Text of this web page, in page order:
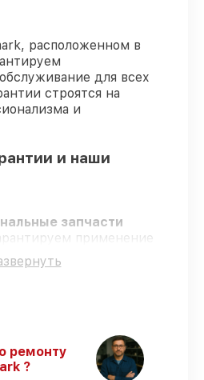
расположенном в
для всех
строятся на
и
и наши
запчасти
применение
комплектующих.
– проходят строгий
Sightmark
по договоренности.
ремонту
?